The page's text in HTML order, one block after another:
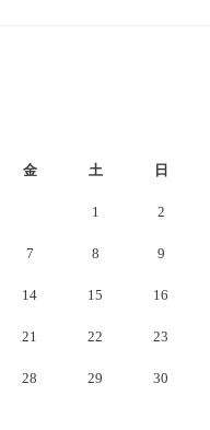
金 土 日
1 2
7 8 9
14 15 16
21 22 23
28 29 30